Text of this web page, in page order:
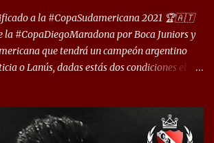
Moyano. “Creo que Avellaneda...
a la #CopaSudamericana 2021 🏆🇦🇹
la #CopaDiegoMaradona por Boca Juniors y
que tendrá un campeón argentino
o Lanús, dadas estás dos condiciones el
grupos con 6 partidos, de los cuales sólo los
jugarán los 8vos. con los 3ros. mejores de